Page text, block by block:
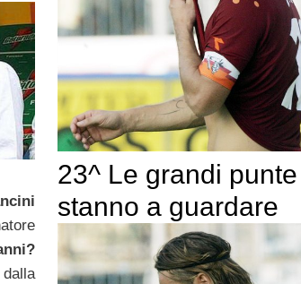
23^ Le grandi punte
stanno a guardare